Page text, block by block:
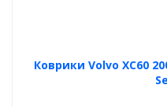
Коврики Volvo XC60